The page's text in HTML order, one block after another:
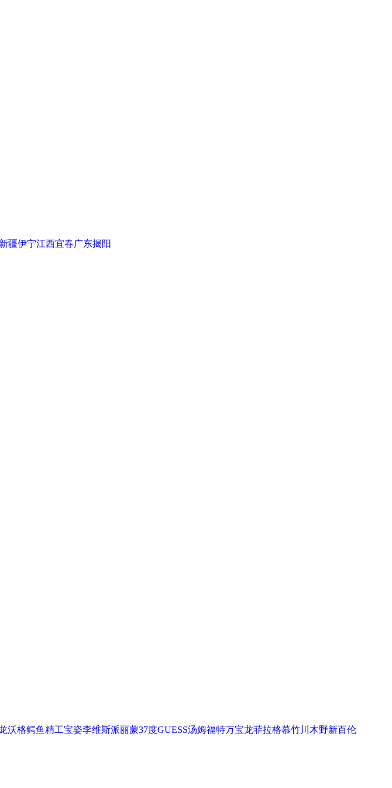
新疆伊宁江西宜春广东揭阳
沃格鳄鱼精工宝姿李维斯派丽蒙37度GUESS汤姆福特万宝龙菲拉格慕竹川木野新百伦